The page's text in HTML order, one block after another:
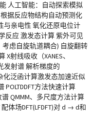
人工智能：自动探索模拟
据反应物结构自动预测化
与亲电性 氧化还原电位计
反应 激发态计算 紫外可见
虑自旋轨道耦合) 自旋翻转
射线吸收（XANES、
发射谱 解析梯度的
化泛函计算激发态加速近似
POLTDDFT方法快速计算
QMMM、多尺度方法计算
体场DFT(LFDFT)对 d → d和